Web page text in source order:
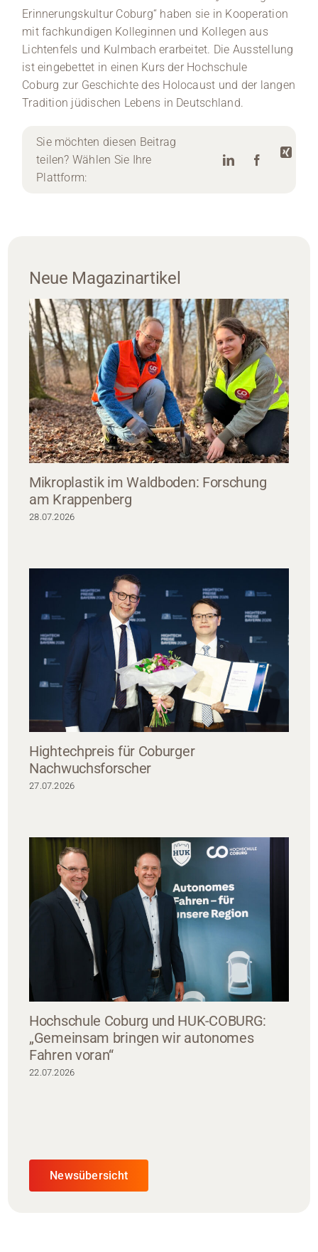
Erinnerungskultur Coburg“ haben sie in Kooperation
mit fachkundigen Kolleginnen und Kollegen aus
Lichtenfels und Kulmbach erarbeitet. Die Ausstellung
ist eingebettet in einen Kurs der Hochschule
Coburg zur Geschichte des Holocaust und der langen
Tradition jüdischen Lebens in Deutschland.
Sie möchten diesen Beitrag
teilen? Wählen Sie Ihre
Plattform:
Neue Magazinartikel
Mikroplastik im Waldboden: Forschung
am Krappenberg
28.07.2026
Hightechpreis für Coburger
Nachwuchsforscher
27.07.2026
Hochschule Coburg und HUK-COBURG:
„Gemeinsam bringen wir autonomes
Fahren voran“
22.07.2026
Newsübersicht